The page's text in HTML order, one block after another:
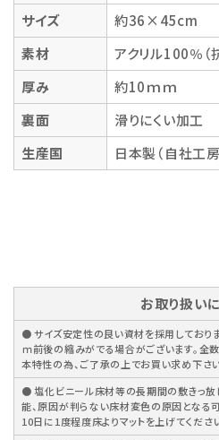
サイズ
約36×45cm
素材
アクリル100％（
厚み
約10ｍｍ
裏面
滑りにくい加工
生産国
日本製（自社工房
お取り扱い
● サイズ安定性の良い資材を採用しており
ｍ前後の縮みがでる場合がございます。全
本特性の為、ご了承の上でお買い求め下さい
● 塩化ビニール床材等の長期間の敷きっ放
能、原因が判らない床材変色の原因となる
10日に1度程度床よりマットを上げてください